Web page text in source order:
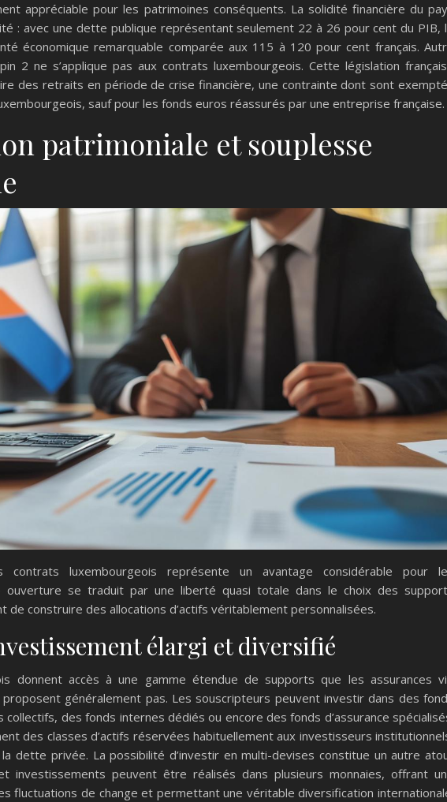
appréciable pour les patrimoines conséquents. La solidité financière du
: avec une dette publique représentant seulement 22 à 26 pour cent du PIB,
économique remarquable comparée aux 115 à 120 pour cent français.
2 ne s’applique pas aux contrats luxembourgeois. Cette législation
des retraits en période de crise financière, une contrainte dont sont
sauf pour les fonds euros réassurés par une entreprise française.
patrimoniale et souplesse
contrats luxembourgeois représente un avantage considérable pour
ouverture se traduit par une liberté quasi totale dans le choix des
de construire des allocations d’actifs véritablement personnalisées.
élargi et diversifié
donnent accès à une gamme étendue de supports que les assurances
généralement pas. Les souscripteurs peuvent investir dans des
des fonds internes dédiés ou encore des fonds d’assurance
des classes d’actifs réservées habituellement aux investisseurs
dette privée. La possibilité d’investir en multi-devises constitue un autre
investissements peuvent être réalisés dans plusieurs monnaies, offrant
fluctuations de change et permettant une véritable diversification